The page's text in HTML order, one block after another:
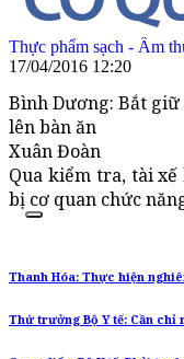
Thực phẩm sạch - Ẩm
17/04/2016 12:20
Bình Dương: Bắt
lên bàn ăn
Xuân Đoàn
Qua kiểm tra, tài
bị cơ quan chức
Thanh Hóa: Thực hiện
Thứ trưởng Bộ Y tế: Cần